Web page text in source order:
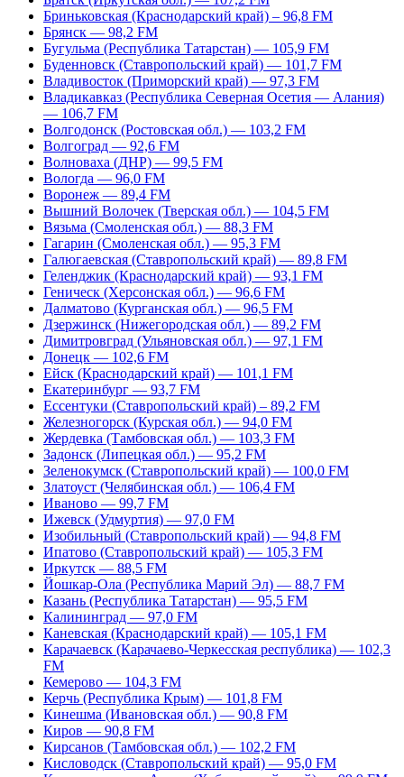
Бриньковская (Краснодарский край) – 96,8 FM
Брянск — 98,2 FM
Бугульма (Республика Татарстан) — 105,9 FM
Буденновск (Ставропольский край) — 101,7 FM
Владивосток (Приморский край) — 97,3 FM
Владикавказ (Республика Северная Осетия — Алания)
— 106,7 FM
Волгодонск (Ростовская обл.) — 103,2 FM
Волгоград — 92,6 FM
Волноваха (ДНР) — 99,5 FM
Вологда — 96,0 FM
Воронеж — 89,4 FM
Вышний Волочек (Тверская обл.) — 104,5 FM
Вязьма (Смоленская обл.) — 88,3 FM
Гагарин (Смоленская обл.) — 95,3 FM
Галюгаевская (Ставропольский край) — 89,8 FM
Геленджик (Краснодарский край) — 93,1 FM
Геническ (Херсонская обл.) — 96,6 FM
Далматово (Курганская обл.) — 96,5 FM
Дзержинск (Нижегородская обл.) — 89,2 FM
Димитровград (Ульяновская обл.) — 97,1 FM
Донецк — 102,6 FM
Ейск (Краснодарский край) — 101,1 FM
Екатеринбург — 93,7 FM
Ессентуки (Ставропольский край) – 89,2 FM
Железногорск (Курская обл.) — 94,0 FM
Жердевка (Тамбовская обл.) — 103,3 FM
Задонск (Липецкая обл.) — 95,2 FM
Зеленокумск (Ставропольский край) — 100,0 FM
Златоуст (Челябинская обл.) — 106,4 FM
Иваново — 99,7 FM
Ижевск (Удмуртия) — 97,0 FM
Изобильный (Ставропольский край) — 94,8 FM
Ипатово (Ставропольский край) — 105,3 FM
Иркутск — 88,5 FM
Йошкар-Ола (Республика Марий Эл) — 88,7 FM
Казань (Республика Татарстан) — 95,5 FM
Калининград — 97,0 FM
Каневская (Краснодарский край) — 105,1 FM
Карачаевск (Карачаево-Черкесская республика) — 102,3
FM
Кемерово — 104,3 FM
Керчь (Республика Крым) — 101,8 FM
Кинешма (Ивановская обл.) — 90,8 FM
Киров — 90,8 FM
Кирсанов (Тамбовская обл.) — 102,2 FM
Кисловодск (Ставропольский край) — 95,0 FM